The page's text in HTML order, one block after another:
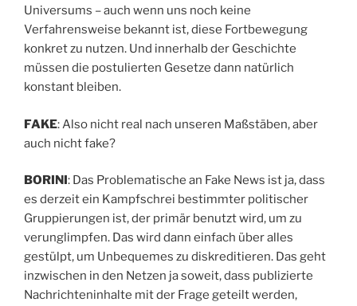
Universums – auch wenn uns noch keine
Verfahrensweise bekannt ist, diese Fortbewegung
konkret zu nutzen. Und innerhalb der Geschichte
müssen die postulierten Gesetze dann natürlich
konstant bleiben.
FAKE: Also nicht real nach unseren Maßstäben, aber
auch nicht fake?
BORINI: Das Problematische an Fake News ist ja, dass
es derzeit ein Kampfschrei bestimmter politischer
Gruppierungen ist, der primär benutzt wird, um zu
verunglimpfen. Das wird dann einfach über alles
gestülpt, um Unbequemes zu diskreditieren. Das geht
inzwischen in den Netzen ja soweit, dass publizierte
Nachrichteninhalte mit der Frage geteilt werden,